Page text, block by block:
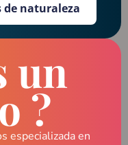
de naturaleza
un
?
especializada en